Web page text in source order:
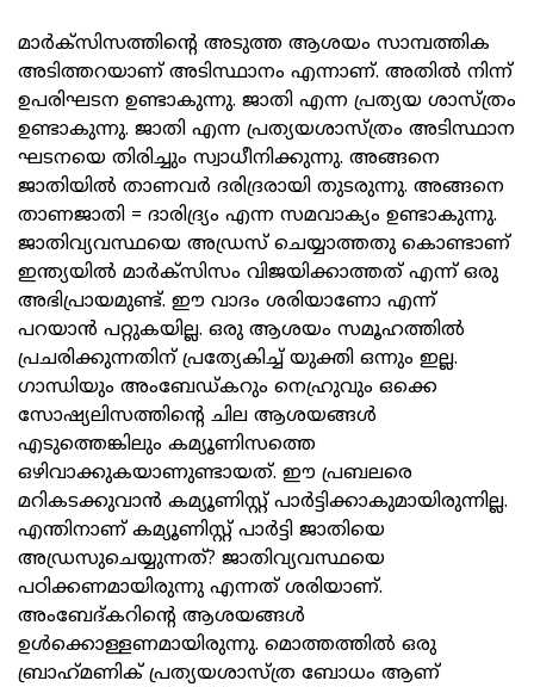
മാര്‍ക്‌സിസത്തിന്റെ അടുത്ത ആശയം സാമ്പത്തിക
അടിത്തറയാണ് അടിസ്ഥാനം എന്നാണ്. അതില്‍ നിന്ന്
ഉപരിഘടന ഉണ്ടാകുന്നു. ജാതി എന്ന പ്രത്യയ ശാസ്ത്രം
ഉണ്ടാകുന്നു. ജാതി എന്ന പ്രത്യയശാസ്ത്രം അടിസ്ഥാന
ഘടനയെ തിരിച്ചും സ്വാധീനിക്കുന്നു. അങ്ങനെ
ജാതിയില്‍ താണവര്‍ ദരിദ്രരായി തുടരുന്നു. അങ്ങനെ
താണജാതി = ദാരിദ്ര്യം എന്ന സമവാക്യം ഉണ്ടാകുന്നു.
ജാതിവ്യവസ്ഥയെ അഡ്രസ് ചെയ്യാത്തതു കൊണ്ടാണ്
ഇന്ത്യയില്‍ മാര്‍ക്‌സിസം വിജയിക്കാത്തത് എന്ന് ഒരു
അഭിപ്രായമുണ്ട്. ഈ വാദം ശരിയാണോ എന്ന്
പറയാന്‍ പറ്റുകയില്ല. ഒരു ആശയം സമൂഹത്തില്‍
പ്രചരിക്കുന്നതിന് പ്രത്യേകിച്ച് യുക്തി ഒന്നും ഇല്ല.
ഗാന്ധിയും അംബേഡ്കറും നെഹ്രുവും ഒക്കെ
സോഷ്യലിസത്തിന്റെ ചില ആശയങ്ങള്‍
എടുത്തെങ്കിലും കമ്യൂണിസത്തെ
ഒഴിവാക്കുകയാണുണ്ടായത്. ഈ പ്രബലരെ
മറികടക്കുവാന്‍ കമ്യൂണിസ്റ്റ് പാര്‍ട്ടിക്കാകുമായിരുന്നില്ല.
എന്തിനാണ് കമ്യൂണിസ്റ്റ് പാര്‍ട്ടി ജാതിയെ
അഡ്രസുചെയ്യുന്നത്? ജാതിവ്യവസ്ഥയെ
പഠിക്കണമായിരുന്നു എന്നത് ശരിയാണ്.
അംബേദ്കറിന്റെ ആശയങ്ങള്‍
ഉള്‍ക്കൊള്ളണമായിരുന്നു. മൊത്തത്തില്‍ ഒരു
ബ്രാഹ്‌മണിക് പ്രത്യയശാസ്ത്ര ബോധം ആണ്